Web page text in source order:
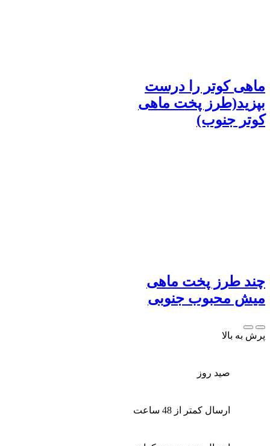
ماهی کوتر را درست
بپزید(طرز پخت ماهی
کوتر جنوب)
چند طرز پخت ماهی
میش محبوب جنوبی
پرش به بالا
صید روز
ارسال کمتر از 48 ساعت